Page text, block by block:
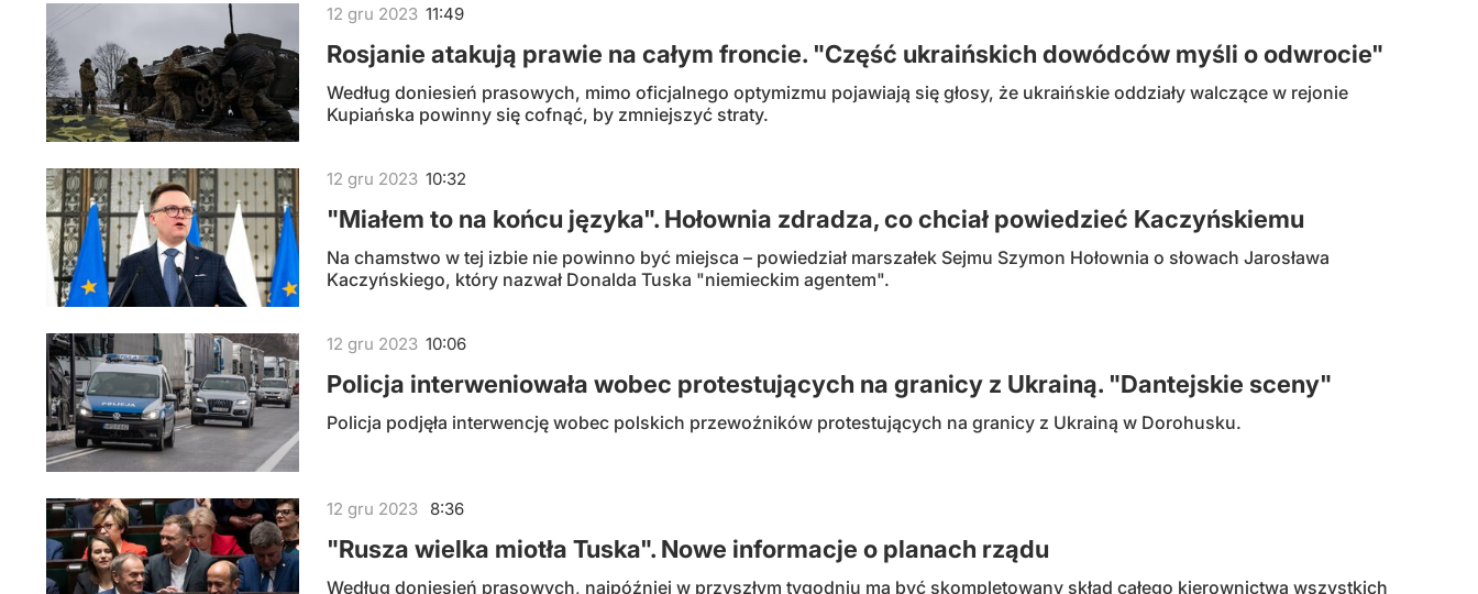
Rosjanie atakują prawie na całym froncie. "Część ukraińskich dowódców myśli o odwrocie"
Według doniesień prasowych, mimo oficjalnego optymizmu pojawiają się głosy, że ukraińskie oddziały walczące w rejonie
Kupiańska powinny się cofnąć, by zmniejszyć straty.
12 gru 2023 11:49
"Miałem to na końcu języka". Hołownia zdradza, co chciał powiedzieć Kaczyńskiemu
Na chamstwo w tej izbie nie powinno być miejsca – powiedział marszałek Sejmu Szymon Hołownia o słowach Jarosława
Kaczyńskiego, który nazwał Donalda Tuska "niemieckim agentem".
12 gru 2023 10:32
Policja interweniowała wobec protestujących na granicy z Ukrainą. "Dantejskie sceny"
Policja podjęła interwencję wobec polskich przewoźników protestujących na granicy z Ukrainą w Dorohusku.
12 gru 2023 10:06
"Rusza wielka miotła Tuska". Nowe informacje o planach rządu
Według doniesień prasowych, najpóźniej w przyszłym tygodniu ma być skompletowany skład całego kierownictwa wszystkich
12 gru 2023 8:36